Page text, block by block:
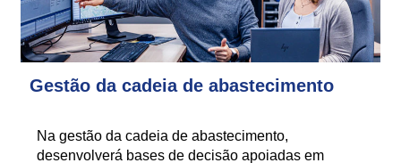
Gestão da cadeia de abastecimento
Na gestão da cadeia de abastecimento,
desenvolverá bases de decisão apoiadas em